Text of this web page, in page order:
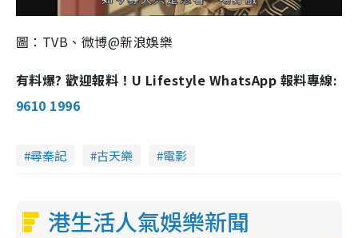
圖：TVB、微博@新浪娛樂
有料爆? 歡迎報料！U Lifestyle WhatsApp 報料專線:
9610 1996
尋秦記 古天樂 電影
港生活人氣娛樂新聞